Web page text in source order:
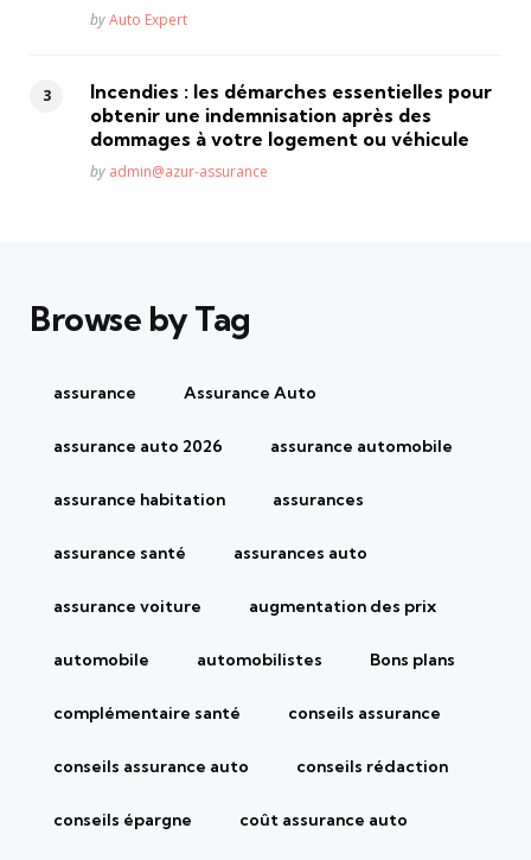
Posted
byAuto Expert
Incendies : les démarches essentielles pour
obtenir une indemnisation après des
dommages à votre logement ou véhicule
Posted
by admin@azur-assurance
Browse by Tag
assurance Assurance Auto
assurance auto 2026 assurance automobile
assurance habitation assurances
assurance santé assurances auto
assurance voiture augmentation des prix
automobile automobilistes Bons plans
complémentaire santé conseils assurance
conseils assurance auto conseils rédaction
conseils épargne coût assurance auto